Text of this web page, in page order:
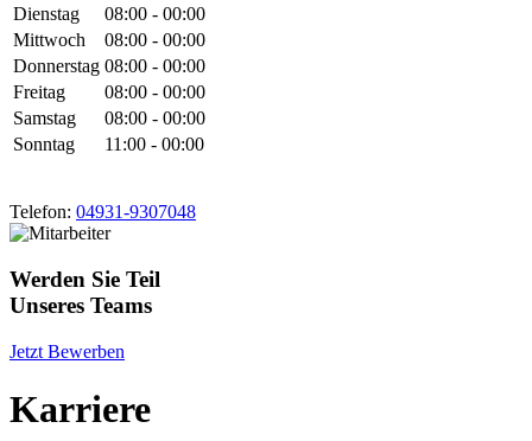
Dienstag
08:00 - 00:00
Mittwoch
08:00 - 00:00
Donnerstag 08:00 - 00:00
Freitag
08:00 - 00:00
Samstag
08:00 - 00:00
Sonntag
11:00 - 00:00
Telefon: 04931-9307048
Werden Sie Teil
Unseres Teams
Jetzt Bewerben
Karriere